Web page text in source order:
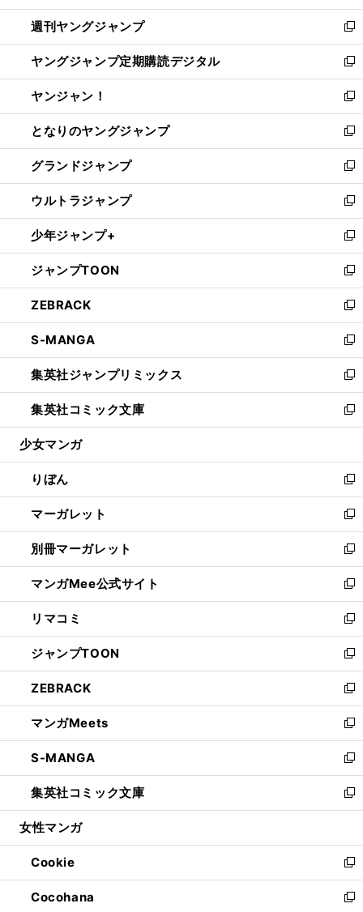
開
く
ウ
で
開
く
ン
ド
ウ
で
開
く
ウ
ィ
ン
ド
ウ
で
開
く
週刊ヤングジャンプ
新
し
い
ウ
ィ
ン
ド
ウ
で
開
く
ヤングジャンプ定期購読デジタル
新
し
い
ウ
ィ
ン
ド
ウ
で
開
く
ヤンジャン！
新
し
い
ウ
ィ
ン
ド
ウ
で
開
く
となりのヤングジャンプ
新
し
い
ウ
ィ
ン
ド
ウ
で
開
く
グランドジャンプ
新
し
い
ウ
ィ
ン
ド
ウ
で
開
く
ウルトラジャンプ
新
し
い
ウ
ィ
ン
ド
ウ
で
開
く
少年ジャンプ+
新
し
い
ウ
ィ
ン
ド
ウ
で
開
く
ジャンプTOON
新
し
い
ウ
ィ
ン
ド
ウ
で
開
ZEBRACK
新
し
い
ウ
ィ
ン
ド
ウ
開
く
S-MANGA
新
し
い
ウ
ィ
ン
ウ
で
開
く
集英社ジャンプリミックス
新
し
い
ウ
ン
ド
ウ
で
開
く
集英社コミック文庫
新
し
ウ
ィ
ン
ド
ウ
で
開
く
少女マンガ
りぼん
新
し
い
ウ
ィ
ン
ド
ウ
で
開
く
マーガレット
新
し
い
ウ
ィ
ン
ド
ウ
で
開
く
別冊マーガレット
新
し
い
ウ
ィ
ン
ド
ウ
で
開
く
マンガMee公式サイト
新
し
い
ウ
ィ
ン
ド
ウ
で
開
く
リマコミ
新
し
い
ウ
ィ
ン
ド
ウ
で
開
く
ジャンプTOON
新
し
い
ウ
ィ
ン
ド
ウ
で
開
ZEBRACK
新
し
い
ウ
ィ
ン
ド
ウ
開
く
マンガMeets
新
し
い
ウ
ィ
ン
ウ
で
開
く
S-MANGA
新
し
い
ウ
ン
ド
ウ
で
集英社コミック文庫
新
し
ウ
ィ
ン
ド
女性マンガ
Cookie
新
し
い
Cocohana
新